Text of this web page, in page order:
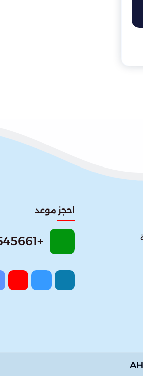
احجز موعد
+971565545661